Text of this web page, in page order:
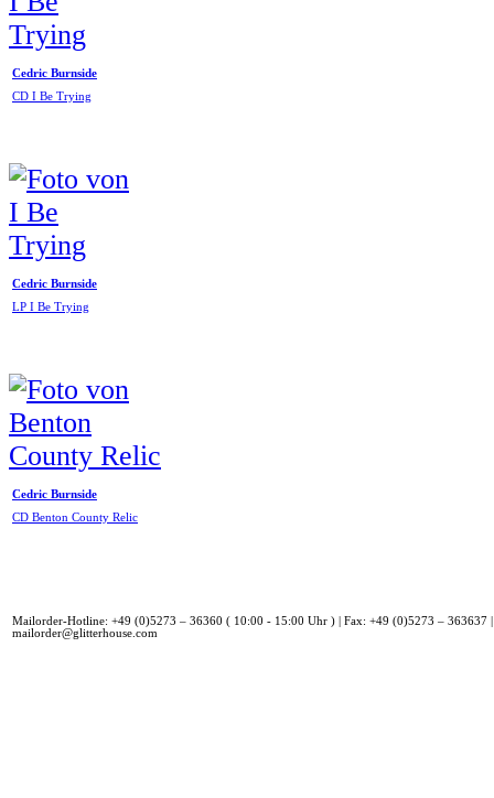
Cedric Burnside
CD I Be Trying
Cedric Burnside
LP I Be Trying
Cedric Burnside
CD Benton County Relic
Mailorder-Hotline: +49 (0)5273 – 36360 ( 10:00 - 15:00 Uhr ) | Fax: +49 (0)5273 – 363637
mailorder@glitterhouse.com